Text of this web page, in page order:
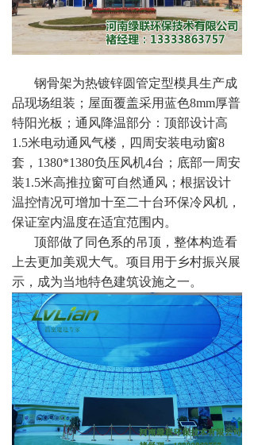
钢骨架为热镀锌圆管定型模具生产成
品现场组装；屋面覆盖采用蓝色8mm厚普
特阳光板；通风降温部分：顶部设计高
1.5米电动通风气楼，四周安装电动窗8
套， 1380*1380负压风机4台；底部一周安
装1.5米高推拉窗可自然通风；根据设计
温控情况可增加十至二十台环保冷风机，
保证室内温度在适宜范围内。
顶部做了同色系的吊顶，整体构造看
上去更加美观大气。项目用于乡村振兴展
示，成为当地特色建筑设施之一。